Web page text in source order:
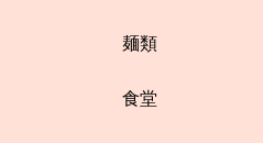
麺類
食堂